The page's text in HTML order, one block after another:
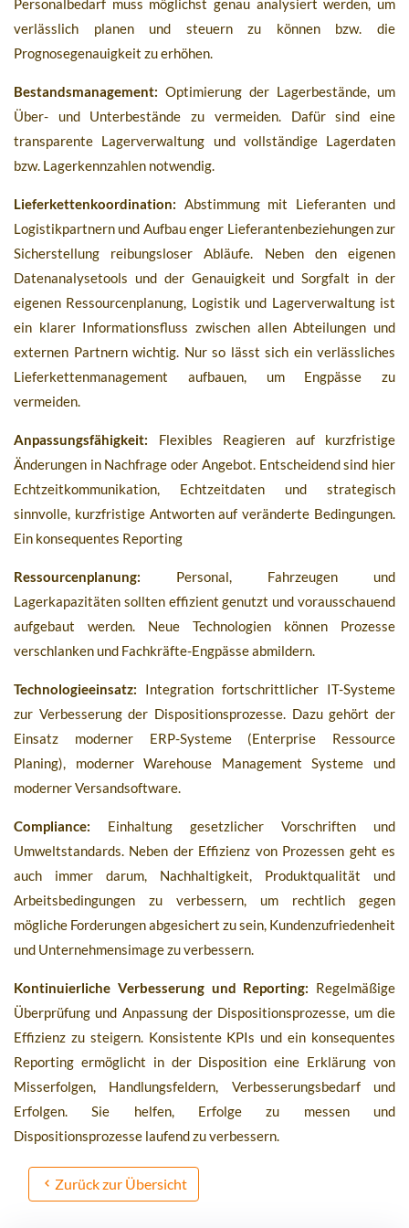
Personalbedarf muss möglichst genau analysiert werden, um
verlässlich planen und steuern zu können bzw. die
Prognosegenauigkeit zu erhöhen.
Bestandsmanagement: Optimierung der Lagerbestände, um
Über- und Unterbestände zu vermeiden. Dafür sind eine
transparente Lagerverwaltung und vollständige Lagerdaten
bzw. Lagerkennzahlen notwendig.
Lieferkettenkoordination: Abstimmung mit Lieferanten und
Logistikpartnern und Aufbau enger Lieferantenbeziehungen zur
Sicherstellung reibungsloser Abläufe. Neben den eigenen
Datenanalysetools und der Genauigkeit und Sorgfalt in der
eigenen Ressourcenplanung, Logistik und Lagerverwaltung ist
ein klarer Informationsfluss zwischen allen Abteilungen und
externen Partnern wichtig. Nur so lässt sich ein verlässliches
Lieferkettenmanagement aufbauen, um Engpässe zu
vermeiden.
Anpassungsfähigkeit: Flexibles Reagieren auf kurzfristige
Änderungen in Nachfrage oder Angebot. Entscheidend sind hier
Echtzeitkommunikation, Echtzeitdaten und strategisch
sinnvolle, kurzfristige Antworten auf veränderte Bedingungen.
Ein konsequentes Reporting
Ressourcenplanung: Personal, Fahrzeugen und
Lagerkapazitäten sollten effizient genutzt und vorausschauend
aufgebaut werden. Neue Technologien können Prozesse
verschlanken und Fachkräfte-Engpässe abmildern.
Technologieeinsatz: Integration fortschrittlicher IT-Systeme
zur Verbesserung der Dispositionsprozesse. Dazu gehört der
Einsatz moderner ERP-Systeme (Enterprise Ressource
Planing), moderner Warehouse Management Systeme und
moderner Versandsoftware.
Compliance: Einhaltung gesetzlicher Vorschriften und
Umweltstandards. Neben der Effizienz von Prozessen geht es
auch immer darum, Nachhaltigkeit, Produktqualität und
Arbeitsbedingungen zu verbessern, um rechtlich gegen
mögliche Forderungen abgesichert zu sein, Kundenzufriedenheit
und Unternehmensimage zu verbessern.
Kontinuierliche Verbesserung und Reporting: Regelmäßige
Überprüfung und Anpassung der Dispositionsprozesse, um die
Effizienz zu steigern. Konsistente KPIs und ein konsequentes
Reporting ermöglicht in der Disposition eine Erklärung von
Misserfolgen, Handlungsfeldern, Verbesserungsbedarf und
Erfolgen. Sie helfen, Erfolge zu messen und
Dispositionsprozesse laufend zu verbessern.
Zurück zur Übersicht